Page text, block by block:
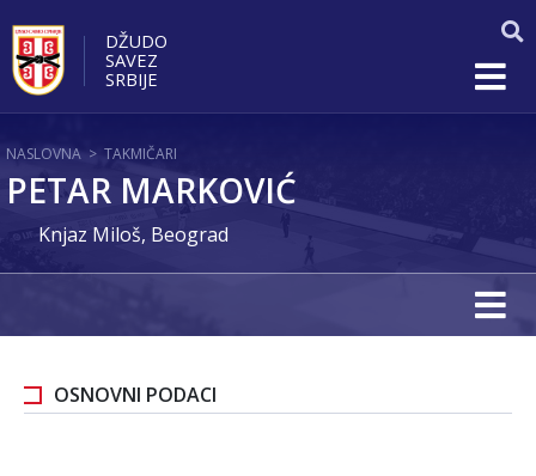
DŽUDO
SAVEZ
SRBIJE
NASLOVNA > TAKMIČARI
PETAR MARKOVIĆ
Knjaz Miloš, Beograd
OSNOVNI PODACI